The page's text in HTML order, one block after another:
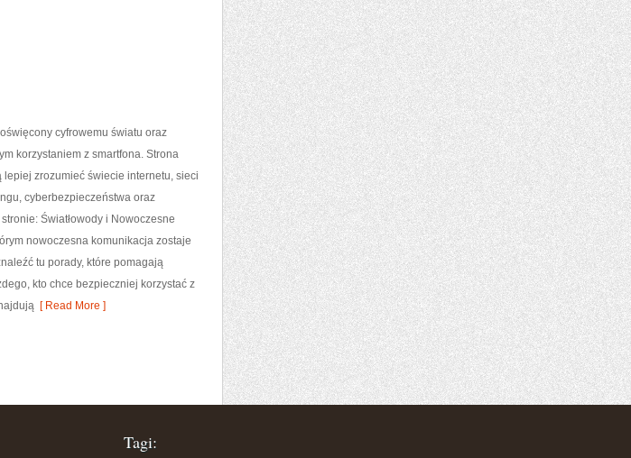
cyfrowemu światu oraz
korzystaniem z smartfona. Strona
zrozumieć świecie internetu, sieci
cyberbezpieczeństwa oraz
Światłowody i Nowoczesne
nowoczesna komunikacja zostaje
tu porady, które pomagają
kto chce bezpieczniej korzystać z
[ Read More ]
Tagi: